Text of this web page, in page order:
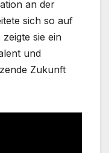
an der
sich so auf
sie ein
und
Zukunft